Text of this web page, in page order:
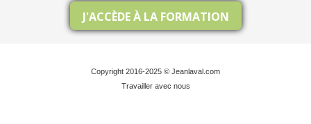
J'ACCÈDE À LA FORMATION
Copyright 2016-2025 © Jeanlaval.com
Travailler avec nous